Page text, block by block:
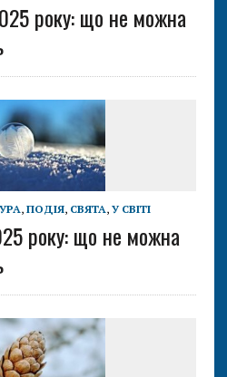
року: що не можна
, ПОДІЯ, СВЯТА, У СВІТІ
року: що не можна